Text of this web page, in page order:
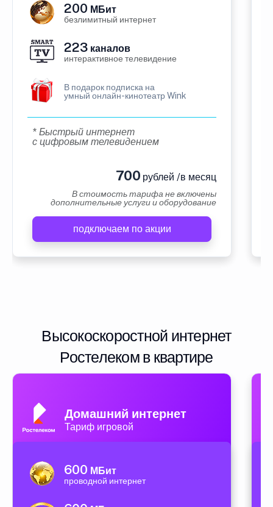
200 МБит
безлимитный интернет
223 каналов
интерактивное телевидение
В подарок подписка на
умный онлайн-кинотеатр Wink
* Быстрый интернет
с цифровым телевидением
700 рублей /в месяц
В стоимость тарифа не включены
дополнительные услуги и оборудование
подключаем по акции
Высокоскоростной интернет
Ростелеком в квартире
Домашний интернет
Тариф игровой
600 МБит
проводной интернет